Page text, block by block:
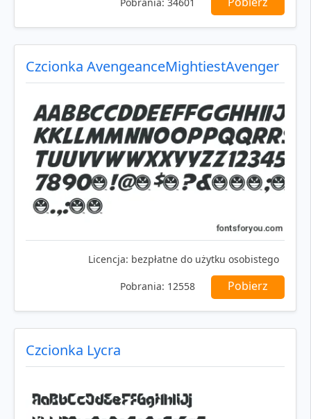
Czcionka AvengeanceMightiestAvenger
Licencja: bezpłatne do użytku osobistego
Pobrania: 12558 Pobierz
Czcionka Lycra